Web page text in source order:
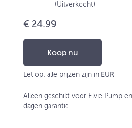
(Uitverkocht)
€ 24.99
Koop nu
Let op: alle prijzen zijn in EUR
Alleen geschikt voor Elvie Pump
dagen garantie.